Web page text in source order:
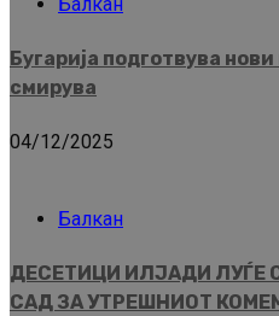
Бугарија подготвува
смирува
04/12/2025
Балкан
ДЕСЕТИЦИ ИЛЈАДИ ЛУЃЕ
САД ЗА УТРЕШНИОТ